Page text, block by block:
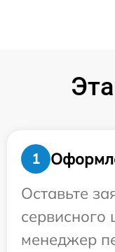
1
Оставьте
менеджер